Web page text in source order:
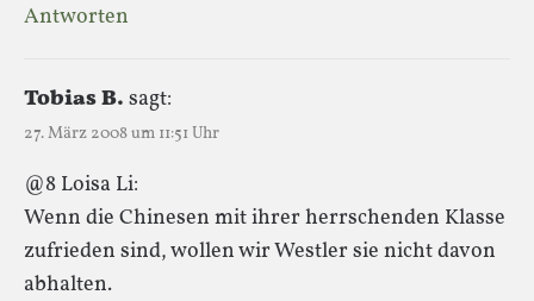
Antworten
Tobias B. sagt:
27. März 2008 um 11:51 Uhr
@8 Loisa Li:
Wenn die Chinesen mit ihrer herrschenden Klasse
zufrieden sind, wollen wir Westler sie nicht davon
abhalten.